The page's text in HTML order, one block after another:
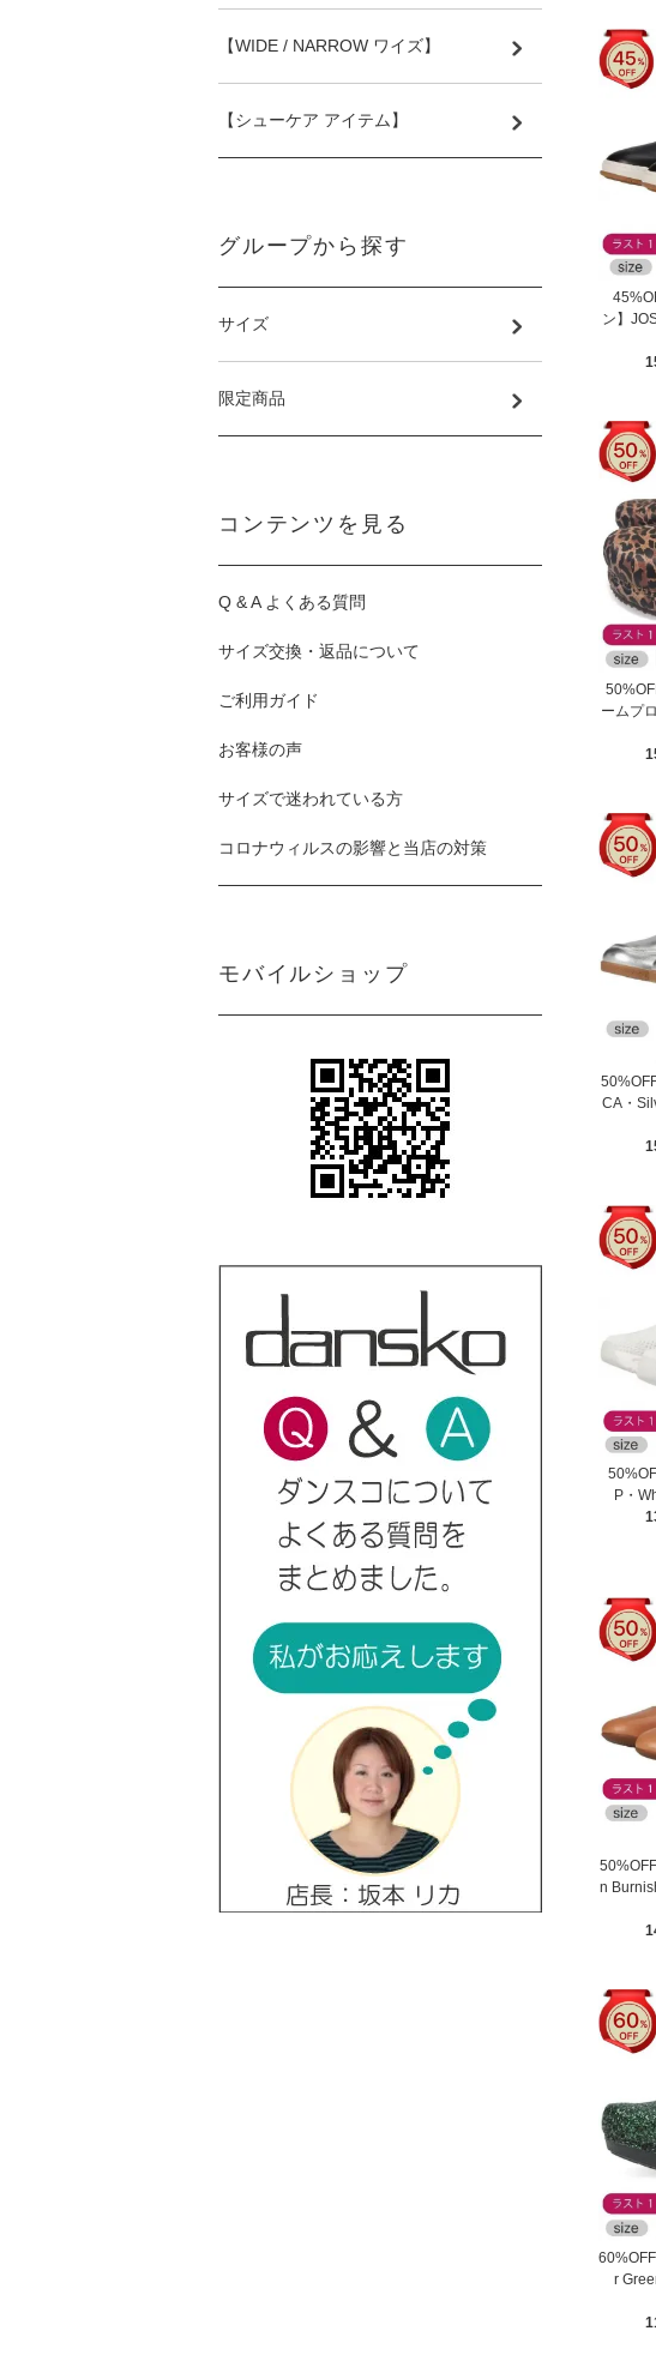
ン】
ームプ
CA・
P・
n
r
【WIDE / NARROW ワイズ】
【シューケア アイテム】
グループから探す
サイズ
限定商品
コンテンツを見る
Q & A よくある質問
サイズ交換・返品について
ご利用ガイド
お客様の声
サイズで迷われている方
コロナウィルスの影響と当店の対策
モバイルショップ